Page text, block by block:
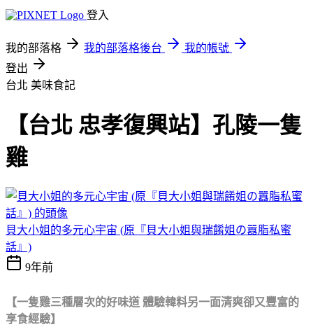
登入
我的部落格 我的部落格後台
我的帳號
登出
台北 美味食記
【台北 忠孝復興站】孔陵一隻
雞
貝大小姐的多元心宇宙 (原『貝大小姐與瑞餚姐の囂脂私蜜
話』)
9年前
【一隻雞三種層次的好味道 體驗韓料另一面清爽卻又豐富的
享食經驗】